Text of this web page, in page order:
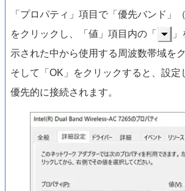
「プロパティ」項目で「優先バンド」
をクリックし、「値」項目内の「
示された中から使用する周波数帯域を
そして「OK」をクリックすると、設定
優先的に接続されます。